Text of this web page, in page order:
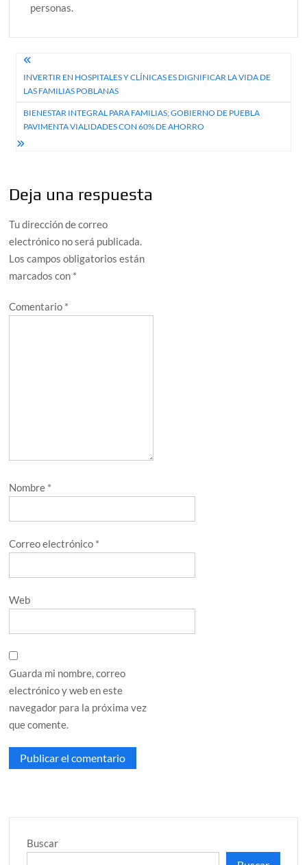
personas.
Navegación
de
entradas
INVERTIR EN HOSPITALES Y CLÍNICAS ES DIGNIFICAR LA VIDA DE
LAS FAMILIAS POBLANAS
BIENESTAR INTEGRAL PARA FAMILIAS; GOBIERNO DE PUEBLA
PAVIMENTA VIALIDADES CON 60% DE AHORRO
Deja una respuesta
Tu dirección de correo
electrónico no será publicada.
Los campos obligatorios están
marcados con *
Comentario *
Nombre *
Correo electrónico *
Web
Guarda mi nombre, correo
electrónico y web en este
navegador para la próxima vez
que comente.
Buscar